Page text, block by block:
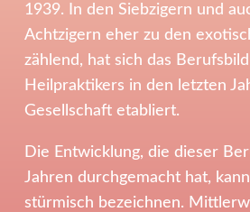
1939. In den Siebzigern und
Achtzigern eher zu den
zählend, hat sich das
Heilpraktikers in den letzten
Gesellschaft etabliert.
Die Entwicklung, die dieser
Jahren durchgemacht hat,
stürmisch bezeichnen.